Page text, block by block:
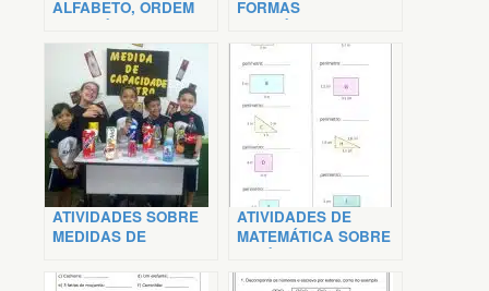
ALFABETO, ORDEM
ALFABÉTICA
FORMAS
GEOMÉTRICAS
ATIVIDADES SOBRE
MEDIDAS DE
ATIVIDADES DE
MATEMÁTICA SOBRE
PERÍMETRO